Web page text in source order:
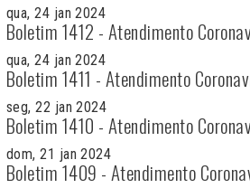
qua, 24 jan 2024
Boletim 1412 - Atendimento
qua, 24 jan 2024
Boletim 1411 - Atendimento
seg, 22 jan 2024
Boletim 1410 - Atendimento
dom, 21 jan 2024
Boletim 1409 - Atendimento